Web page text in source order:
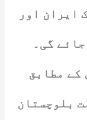
ایران اور
گی۔
کے مطابق
بلوچستان